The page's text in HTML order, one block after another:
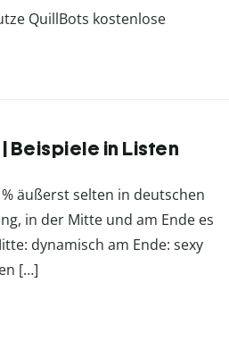
QuillBots kostenlose
Beispiele in Listen
äußerst selten in deutschen
in der Mitte und am Ende es
dynamisch am Ende: sexy
[…]